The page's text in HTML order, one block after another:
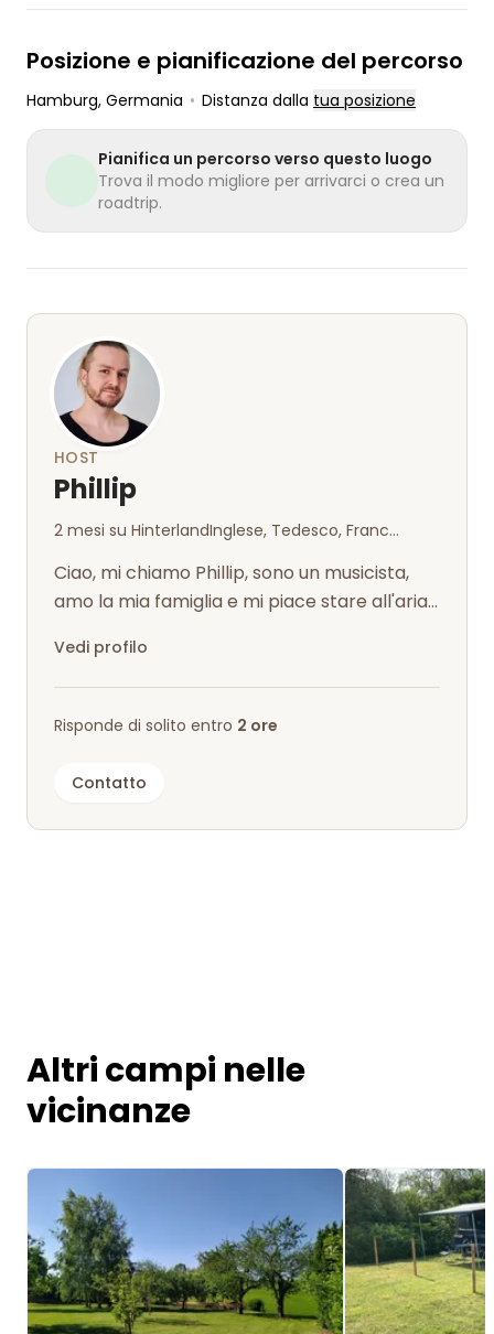
Posizione e pianificazione del percorso
Hamburg, Germania • Distanza dalla tua posizione
Pianifica un percorso verso questo luogo
Trova il modo migliore per arrivarci o crea un
roadtrip.
HOST
Phillip
2 mesi su Hinterland Inglese, Tedesco, Francese, Italiano
Ciao, mi chiamo Phillip, sono un musicista,
amo la mia famiglia e mi piace stare all'aria
Vedi profilo
Risponde di solito entro 2 ore
Contatto
Altri campi nelle
vicinanze
Image 1 of 5 Image 1 of 5